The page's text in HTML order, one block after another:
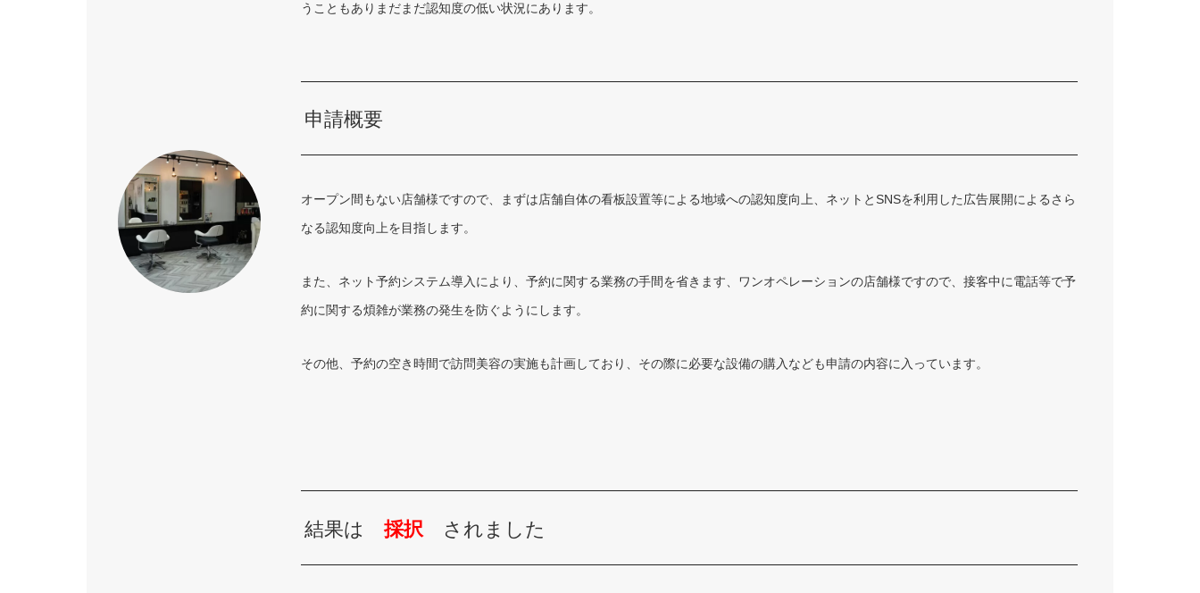
うこともありまだまだ認知度の低い状況にあります。
申請概要
オープン間もない店舗様ですので、まずは店舗自体の看板設置等による地域への認知度向上、ネットとSNSを利用した広告展開によるさら
なる認知度向上を目指します。
また、ネット予約システム導入により、予約に関する業務の手間を省きます、ワンオペレーションの店舗様ですので、接客中に電話等で予
約に関する煩雑が業務の発生を防ぐようにします。
その他、予約の空き時間で訪問美容の実施も計画しており、その際に必要な設備の購入なども申請の内容に入っています。
結果は採択 されました